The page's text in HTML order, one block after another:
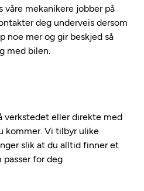
våre mekanikere jobber på
deg underveis dersom
noe mer og gir beskjed så
med bilen.
verkstedet eller direkte med
kommer. Vi tilbyr ulike
slik at du alltid finner et
passer for deg